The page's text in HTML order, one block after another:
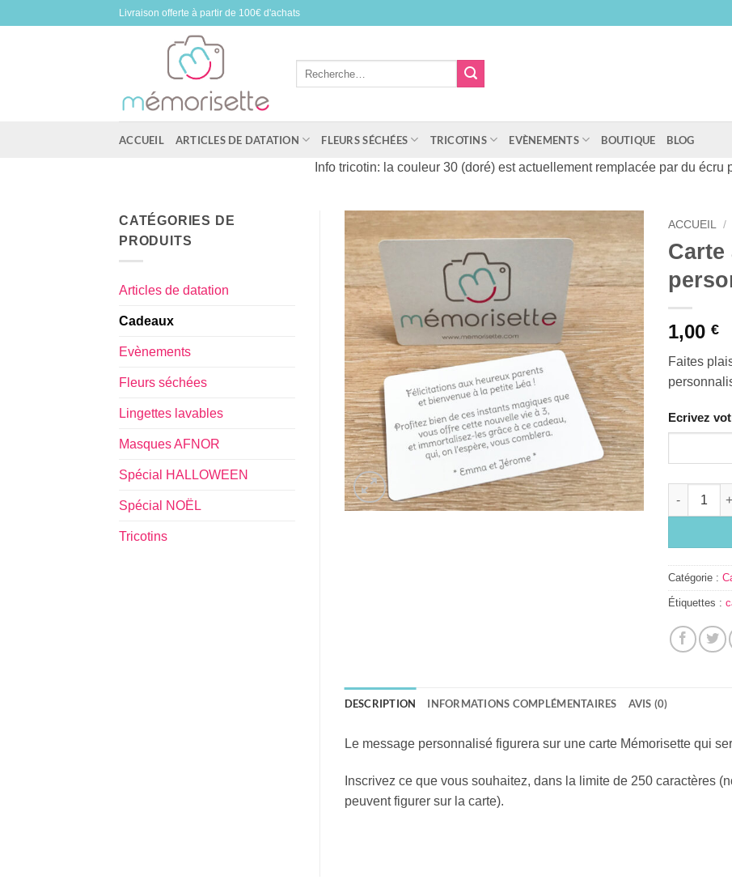
au
Livraison offerte à partir de 100€ d'achats
ACCUEIL ARTICLES DE DATATION FLEURS SÉCHÉES TRICOTINS EVÈNEMENTS BOUTIQUE BLOG
Info tricotin: la couleur 30 (doré) est actuellement remplacée par du écru
CATÉGORIES DE
PRODUITS
Articles de datation
Cadeaux
Evènements
Fleurs séchées
Lingettes lavables
Masques AFNOR
Spécial HALLOWEEN
Spécial NOËL
Tricotins
ACCUEIL /
Carte
1,00€
Faites
Ecrivez
Catégorie :
Étiquettes :
DESCRIPTION INFORMATIONS COMPLÉMENTAIRES AVIS (0)
Le message personnalisé figurera sur une carte Mémorisette qui
Inscrivez ce que vous souhaitez, dans la limite de 250 caractères
peuvent figurer sur la carte).